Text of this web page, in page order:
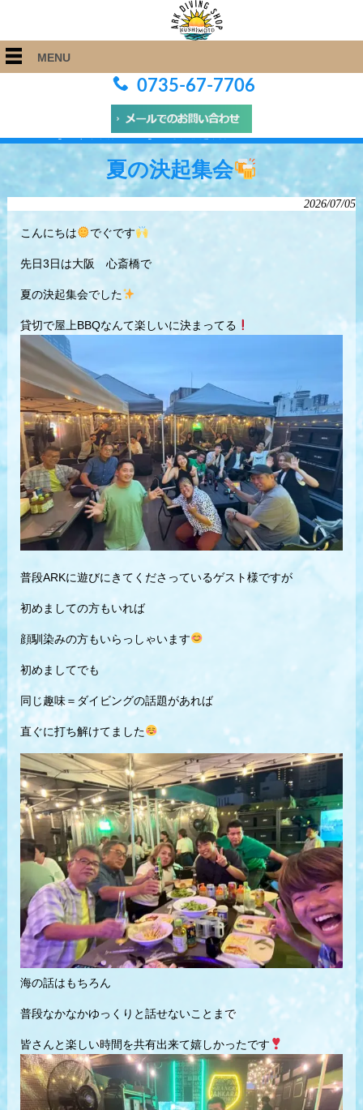
MENU
0735-67-7706
ARK Diving Shop 串本店 > Blog > 夏の決起集会
夏の決起集会
2026/07/05
こんにちは でぐです
先日3日は大阪 心斎橋で
夏の決起集会でした
貸切で屋上BBQなんて楽しいに決まってる
普段ARKに遊びにきてくださっているゲスト様ですが
初めましての方もいれば
顔馴染みの方もいらっしゃいます
初めましてでも
同じ趣味＝ダイビングの話題があれば
直ぐに打ち解けてました
海の話はもちろん
普段なかなかゆっくりと話せないことまで
皆さんと楽しい時間を共有出来て嬉しかったです